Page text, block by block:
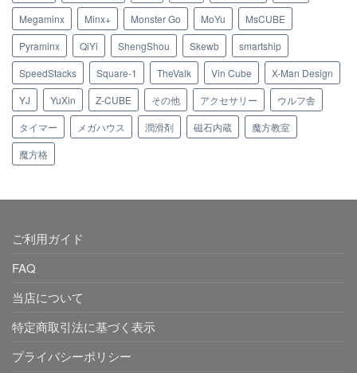
Megaminx
Minx+ Monster Go MoYu
MsCUBE
Pyraminx
QiYi ShengShou Skewb
smartship
SpeedStacks
Square-1 TheValk Vin Cube
X-Man Design
YJ
YuXin Z-CUBE その他 アクセサリー
ウルフ舎
タイマー
メガハウス 潤滑剤 磁石内蔵
魔方教室
魔方格
ご利用ガイド
FAQ
当店について
特定商取引法に基づく表示
プライバシーポリシー